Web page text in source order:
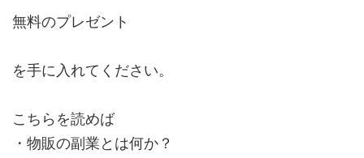
無料のプレゼント
を手に入れてください。
こちらを読めば
・物販の副業とは何か？